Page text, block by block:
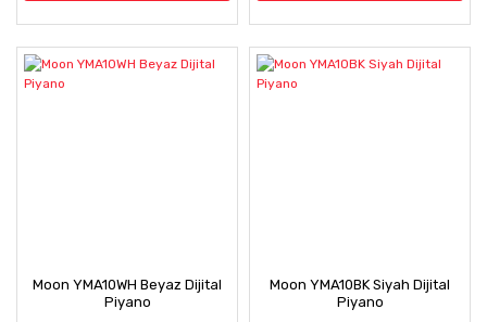
Moon YMA10WH Beyaz Dijital
Piyano
Moon YMA10BK Siyah Dijital
Piyano